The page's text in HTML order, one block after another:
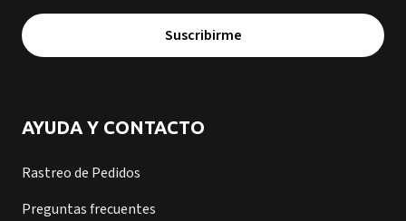
Suscribirme
AYUDA Y CONTACTO
Rastreo de Pedidos
Preguntas frecuentes